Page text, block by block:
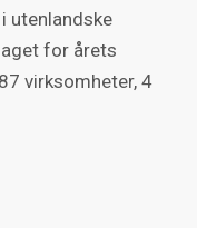
utenlandske
for årets
virksomheter, 4